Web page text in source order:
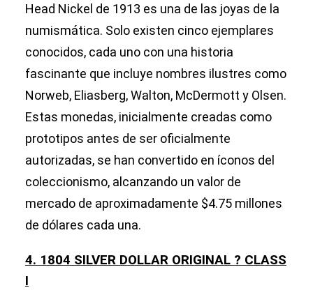
Head Nickel de 1913 es una de las joyas de la
numismática. Solo existen cinco ejemplares
conocidos, cada uno con una historia
fascinante que incluye nombres ilustres como
Norweb, Eliasberg, Walton, McDermott y Olsen.
Estas monedas, inicialmente creadas como
prototipos antes de ser oficialmente
autorizadas, se han convertido en íconos del
coleccionismo, alcanzando un valor de
mercado de aproximadamente $4.75 millones
de dólares cada una.
4. 1804 SILVER DOLLAR ORIGINAL ? CLASS
I